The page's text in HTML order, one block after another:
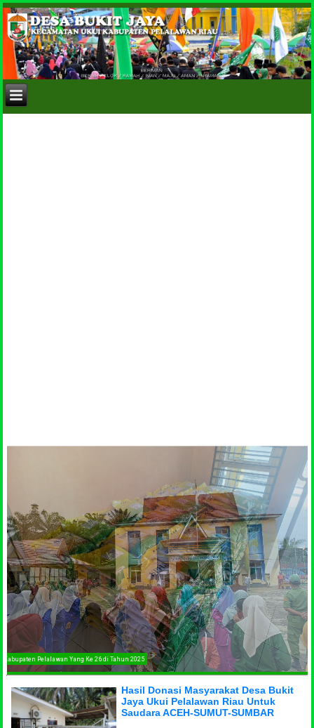
Memperingati HUT Kabupaten Pelalawan Yang Ke 26 di Tahun 2025
Hasil Donasi Masyarakat Desa Bukit
Jaya Ukui Pelalawan Riau Untuk
Saudara ACEH-SUMUT-SUMBAR